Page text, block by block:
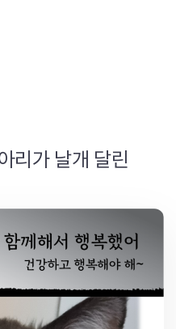
리가 날개 달린